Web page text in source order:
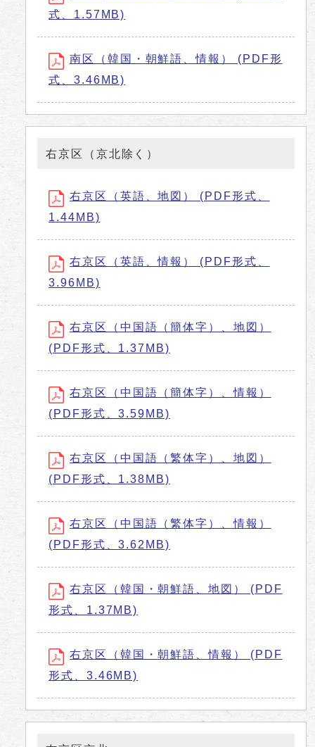
式、1.57MB)
南区（韓国・朝鮮語、情報） (PDF形
式、3.46MB)
右京区（京北除く）
右京区（英語、地図） (PDF形式、
1.44MB)
右京区（英語、情報） (PDF形式、
3.96MB)
右京区（中国語（簡体字）、地図）
(PDF形式、1.37MB)
右京区（中国語（簡体字）、情報）
(PDF形式、3.59MB)
右京区（中国語（繁体字）、地図）
(PDF形式、1.38MB)
右京区（中国語（繁体字）、情報）
(PDF形式、3.62MB)
右京区（韓国・朝鮮語、地図） (PDF
形式、1.37MB)
右京区（韓国・朝鮮語、情報） (PDF
形式、3.46MB)